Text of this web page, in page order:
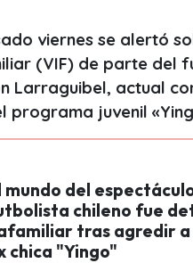
viernes se alertó
(VIF) de parte del
Larraguibel, actual
programa juvenil
del
chileno fue
tras agredir a
chica "Yingo"